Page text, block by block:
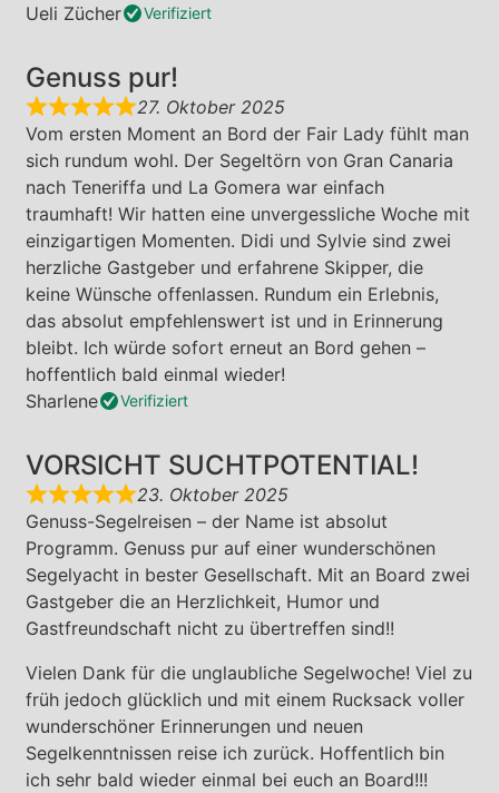
Ueli Zücher
Verifiziert
Genuss pur!
27. Oktober 2025
Vom ersten Moment an Bord der Fair Lady fühlt man
sich rundum wohl. Der Segeltörn von Gran Canaria
nach Teneriffa und La Gomera war einfach
traumhaft! Wir hatten eine unvergessliche Woche mit
einzigartigen Momenten. Didi und Sylvie sind zwei
herzliche Gastgeber und erfahrene Skipper, die
keine Wünsche offenlassen. Rundum ein Erlebnis,
das absolut empfehlenswert ist und in Erinnerung
bleibt. Ich würde sofort erneut an Bord gehen –
hoffentlich bald einmal wieder!
Sharlene
Verifiziert
VORSICHT SUCHTPOTENTIAL!
23. Oktober 2025
Genuss-Segelreisen – der Name ist absolut
Programm. Genuss pur auf einer wunderschönen
Segelyacht in bester Gesellschaft. Mit an Board zwei
Gastgeber die an Herzlichkeit, Humor und
Gastfreundschaft nicht zu übertreffen sind!!
Vielen Dank für die unglaubliche Segelwoche! Viel zu
früh jedoch glücklich und mit einem Rucksack voller
wunderschöner Erinnerungen und neuen
Segelkenntnissen reise ich zurück. Hoffentlich bin
ich sehr bald wieder einmal bei euch an Board!!!